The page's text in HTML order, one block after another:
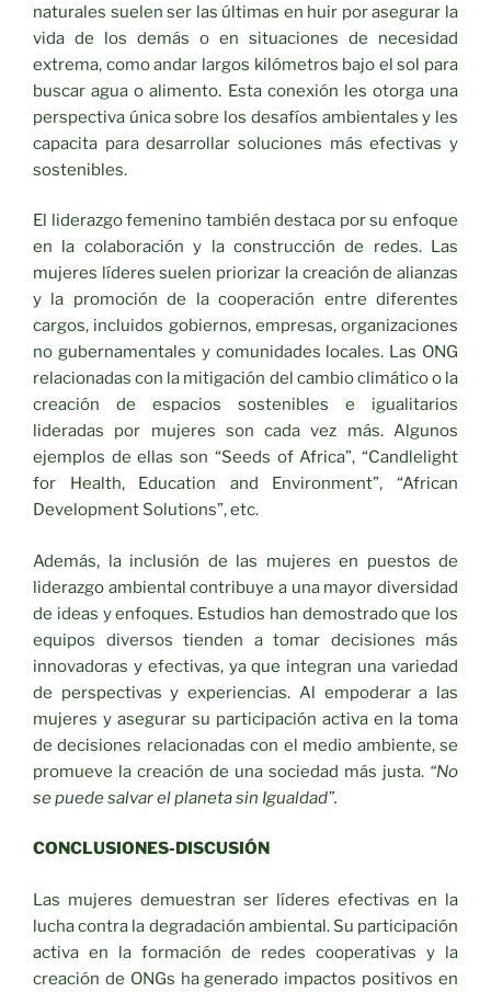
naturales suelen ser las últimas en huir por asegurar la
vida de los demás o en situaciones de necesidad
extrema, como andar largos kilómetros bajo el sol para
buscar agua o alimento. Esta conexión les otorga una
perspectiva única sobre los desafíos ambientales y les
capacita para desarrollar soluciones más efectivas y
sostenibles.
El liderazgo femenino también destaca por su enfoque
en la colaboración y la construcción de redes. Las
mujeres líderes suelen priorizar la creación de alianzas
y la promoción de la cooperación entre diferentes
cargos, incluidos gobiernos, empresas, organizaciones
no gubernamentales y comunidades locales. Las ONG
relacionadas con la mitigación del cambio climático o la
creación de espacios sostenibles e igualitarios
lideradas por mujeres son cada vez más. Algunos
ejemplos de ellas son “Seeds of Africa”, “Candlelight
for Health, Education and Environment”, “African
Development Solutions”, etc.
Además, la inclusión de las mujeres en puestos de
liderazgo ambiental contribuye a una mayor diversidad
de ideas y enfoques. Estudios han demostrado que los
equipos diversos tienden a tomar decisiones más
innovadoras y efectivas, ya que integran una variedad
de perspectivas y experiencias. Al empoderar a las
mujeres y asegurar su participación activa en la toma
de decisiones relacionadas con el medio ambiente, se
promueve la creación de una sociedad más justa. “No
se puede salvar el planeta sin Igualdad”.
CONCLUSIONES-DISCUSIÓN
Las mujeres demuestran ser líderes efectivas en la
lucha contra la degradación ambiental. Su participación
activa en la formación de redes cooperativas y la
creación de ONGs ha generado impactos positivos en